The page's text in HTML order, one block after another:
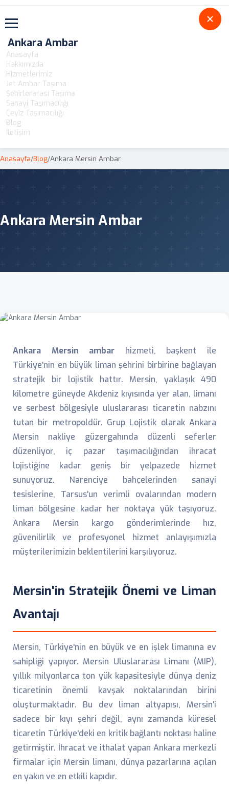
Toggle navigation
Ankara Ambar
Anasayfa
Hakkımızda
Hizmetlerimiz
Jet Ambar Taşıma
Şehirlerarası Taşıma
Sanayi Taşımacılığı
Çeyiz Taşımacılığı
Blog
İletişim
Anasayfa/Blog/Ankara Mersin Ambar
Ankara Mersin Ambar
Ankara Mersin ambar hizmeti, başkent ile
Türkiye'nin en büyük liman şehrini birbirine bağlayan
stratejik bir lojistik hattır. Mersin, yaklaşık 490
kilometre güneyde Akdeniz kıyısında yer alan, limanı
ve serbest bölgesiyle uluslararası ticaretin nabzını
tutan bir metropoldür. Grup Lojistik olarak Ankara
Mersin nakliye güzergahında düzenli seferler
düzenliyor, iç pazar taşımacılığından ihracat
lojistiğine kadar geniş bir yelpazede hizmet
sunuyoruz. Narenciye bahçelerinden sanayi
tesislerine, Tarsus'un verimli ovalarından modern
liman bölgesine kadar her noktaya yük taşıyoruz.
Ankara Mersin kargo gönderimlerinde hız,
güvenilirlik ve profesyonel hizmet anlayışımızla
müşterilerimizin beklentilerini karşılıyoruz.
Mersin'in Stratejik Önemi ve Liman
Avantajı
Mersin, Türkiye'nin en büyük ve en işlek limanına ev
sahipliği yapıyor. Mersin Uluslararası Limanı (MIP),
yıllık milyonlarca ton yük kapasitesiyle dünya deniz
ticaretinin önemli kavşak noktalarından birini
oluşturmaktadır. Bu dev liman altyapısı, Mersin'i
sadece bir kıyı şehri değil, aynı zamanda küresel
ticaretin Türkiye'deki en kritik bağlantı noktası haline
getirmiştir. İhracat ve ithalat yapan Ankara merkezli
firmalar için Mersin limanı, dünya pazarlarına açılan
en yakın ve en etkili kapıdır.